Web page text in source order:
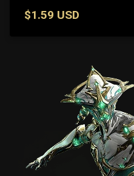
$1.59 USD